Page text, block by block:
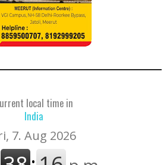
local time in
India